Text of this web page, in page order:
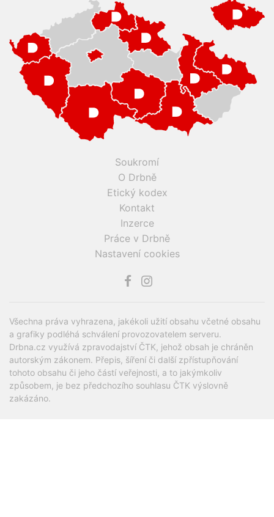
Soukromí
O Drbně
Etický kodex
Kontakt
Inzerce
Práce v Drbně
Nastavení cookies
Všechna práva vyhrazena, jakékoli užití obsahu včetné obsahu
a grafiky podléhá schválení provozovatelem serveru.
Drbna.cz využívá zpravodajství ČTK, jehož obsah je chráněn
autorským zákonem. Přepis, šíření či další zpřístupňování
tohoto obsahu či jeho částí veřejnosti, a to jakýmkoliv
způsobem, je bez předchozího souhlasu ČTK výslovně
zakázáno.